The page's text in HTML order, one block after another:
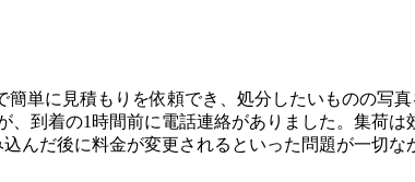
単に見積もりを依頼でき、処分したいものの写
到着の1時間前に電話連絡がありました。集荷
んだ後に料金が変更されるといった問題が一切